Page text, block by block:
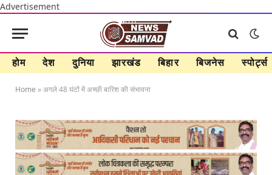
Advertisement
होम देश दुनिया झारखंड बिहार बिजनेस स्पोर्ट्स
Home »अगले 48 घंटों में अच्छी बारिश की संभावना